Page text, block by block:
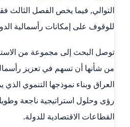
التوالي, فيما يخص الفصل الثالث
للوقوف على إمكانات رأسمالية
توصل البحث إلى مجموعة من
من شأنها أن تسهم في تعزيز
العراق وبناء نموذجها التنموي
رؤى وحلول استراتيجية ناجعة
القطاعات الاقتصادية للدولة.